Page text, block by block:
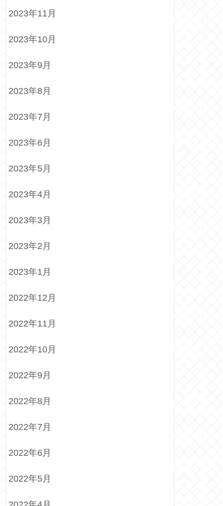
2023年11月
2023年10月
2023年9月
2023年8月
2023年7月
2023年6月
2023年5月
2023年4月
2023年3月
2023年2月
2023年1月
2022年12月
2022年11月
2022年10月
2022年9月
2022年8月
2022年7月
2022年6月
2022年5月